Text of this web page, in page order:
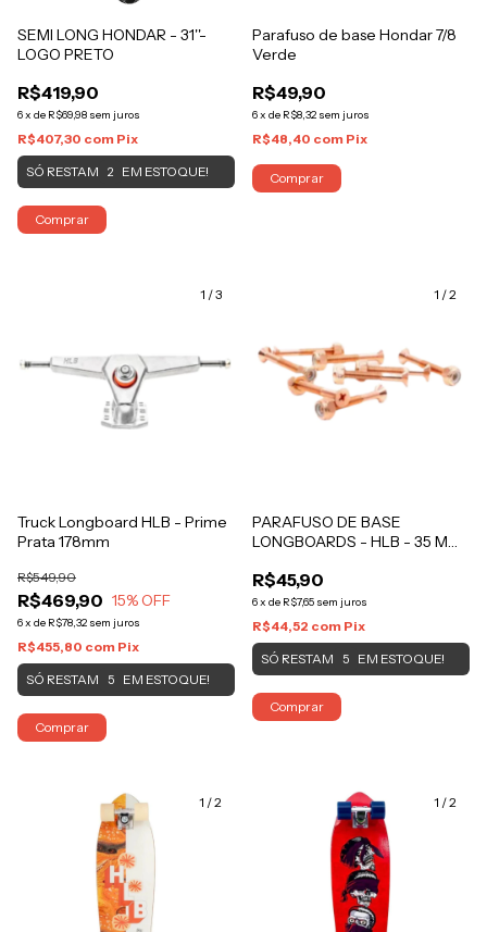
SEMI LONG HONDAR - 31''-
LOGO PRETO
R$419,90
6x de R$69,98 sem juros
R$407,30 com Pix
SÓ RESTAM 2 EM ESTOQUE!
Comprar
Parafuso de base Hondar 7/8
Verde
R$49,90
6x de R$8,32 sem juros
R$48,40 com Pix
Comprar
1 /3
Truck Longboard HLB - Prime
Prata 178mm
R$469,90
R$549,90
15% OFF
6x de R$78,32 sem juros
R$455,80 com Pix
SÓ RESTAM 5 EM ESTOQUE!
Comprar
1 /2
PARAFUSO DE BASE
LONGBOARDS - HLB - 35 MM
R$45,90
6x de R$7,65 sem juros
R$44,52 com Pix
SÓ RESTAM 5 EM ESTOQUE!
Comprar
1 /2 1 /2